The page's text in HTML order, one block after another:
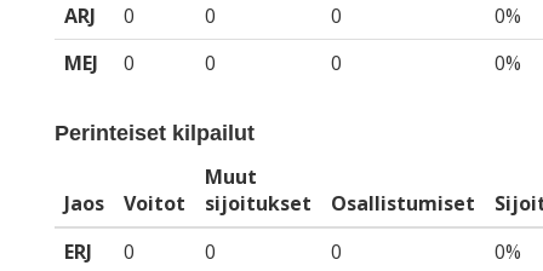
ARJ
0 0 0
0%
MEJ
0 0 0 0%
Perinteiset kilpailut
Jaos Voitot
Muut
sijoitukset
Osallistumiset
ERJ
0 0 0
0%